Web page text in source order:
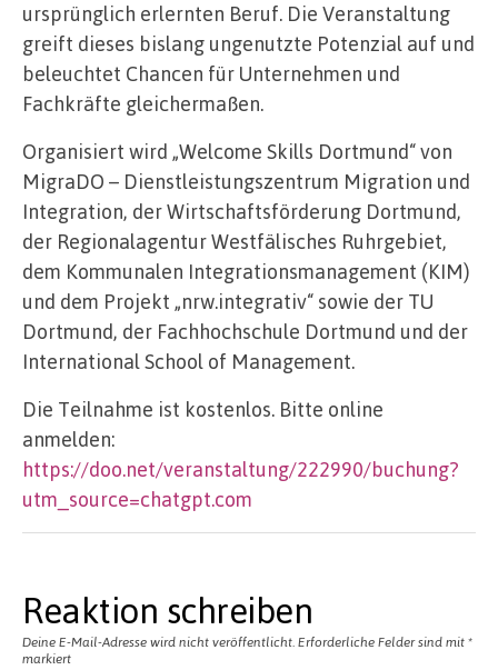
ursprünglich erlernten Beruf. Die Veranstaltung
greift dieses bislang ungenutzte Potenzial auf und
beleuchtet Chancen für Unternehmen und
Fachkräfte gleichermaßen.
Organisiert wird „Welcome Skills Dortmund“ von
MigraDO – Dienstleistungszentrum Migration und
Integration, der Wirtschaftsförderung Dortmund,
der Regionalagentur Westfälisches Ruhrgebiet,
dem Kommunalen Integrationsmanagement (KIM)
und dem Projekt „nrw.integrativ“ sowie der TU
Dortmund, der Fachhochschule Dortmund und der
International School of Management.
Die Teilnahme ist kostenlos. Bitte online
anmelden:
https://doo.net/veranstaltung/222990/buchung?
utm_source=chatgpt.com
Reaktion schreiben
Deine E-Mail-Adresse wird nicht veröffentlicht. Erforderliche Felder sind mit *
markiert